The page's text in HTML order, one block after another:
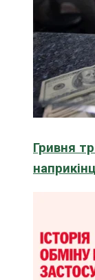
Гривня